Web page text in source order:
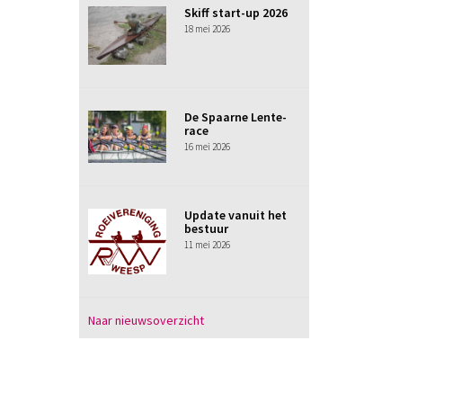
Skiff start-up 2026
18 mei 2026
De Spaarne Lente-
race
16 mei 2026
Update vanuit het
bestuur
11 mei 2026
Naar nieuwsoverzicht